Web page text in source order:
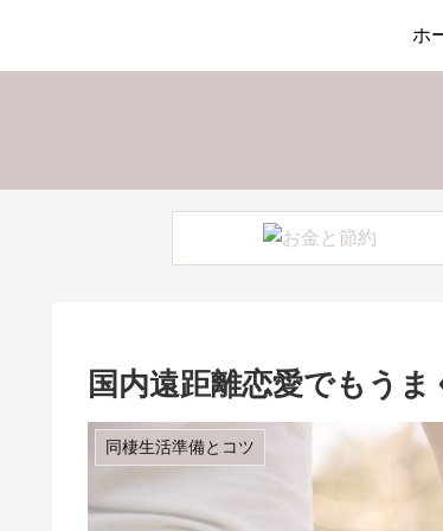
ホ
国内遠距離恋愛でもう
同棲生活準備とコツ